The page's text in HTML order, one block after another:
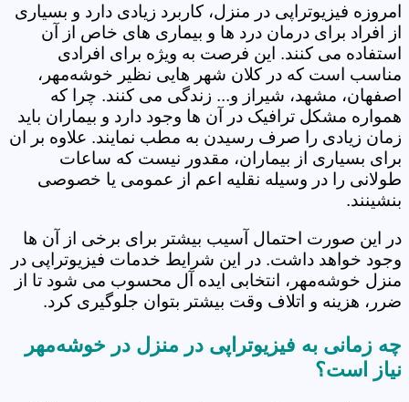
امروزه فیزیوتراپی در منزل، کاربرد زیادی دارد و بسیاری
از افراد برای درمان درد ها و بیماری های خاص از آن
استفاده می کنند. این فرصت به ویژه برای افرادی
مناسب است که در کلان شهر هایی نظیر خوشه‌مهر،
اصفهان، مشهد، شیراز و... زندگی می کنند. چرا که
همواره مشکل ترافیک در آن ها وجود دارد و بیماران باید
زمان زیادی را صرف رسیدن به مطب نمایند. علاوه بر ان
برای بسیاری از بیماران، مقدور نیست که ساعات
طولانی را در وسیله نقلیه اعم از عمومی یا خصوصی
بنشینند.
در این صورت احتمال آسیب بیشتر برای برخی از آن ها
وجود خواهد داشت. در این شرایط خدمات فیزیوتراپی در
منزل خوشه‌مهر، انتخابی ایده آل محسوب می شود تا از
ضرر، هزینه و اتلاف وقت بیشتر بتوان جلوگیری کرد.
چه زمانی به فیزیوتراپی در منزل در خوشه‌مهر
نیاز است؟